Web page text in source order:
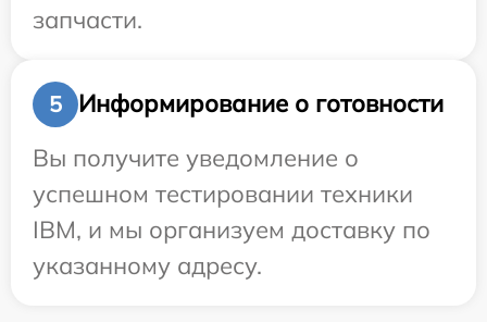
запчасти.
5
Информирование о готовности
Вы получите уведомление о
успешном тестировании техники
IBM, и мы организуем доставку по
указанному адресу.